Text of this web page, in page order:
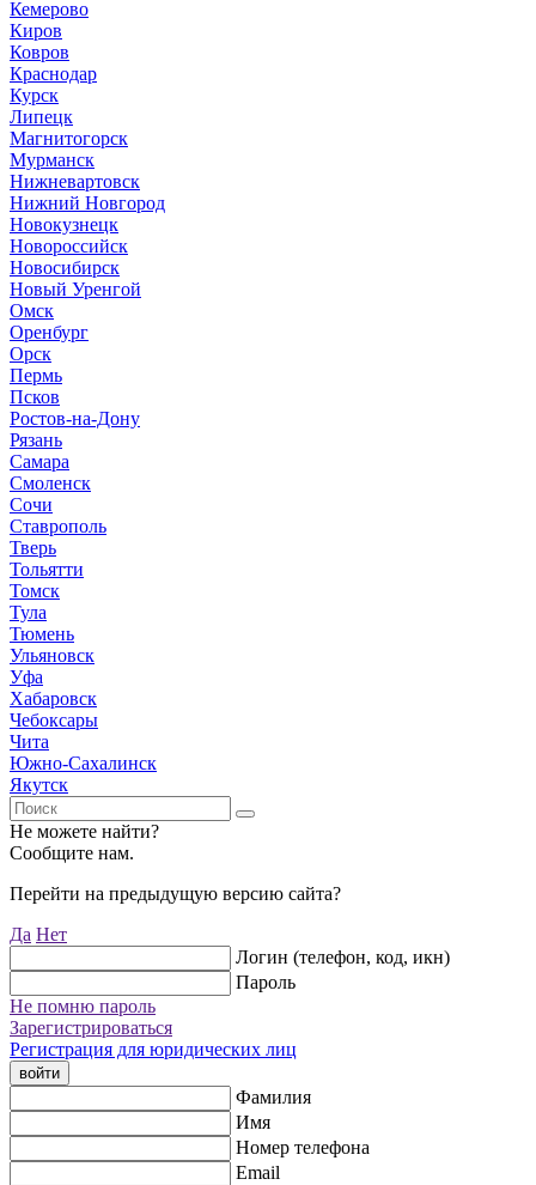
Кемерово
Киров
Ковров
Краснодар
Курск
Липецк
Магнитогорск
Мурманск
Нижневартовск
Нижний Новгород
Новокузнецк
Новороссийск
Новосибирск
Новый Уренгой
Омск
Оренбург
Орск
Пермь
Псков
Ростов-на-Дону
Рязань
Самара
Смоленск
Сочи
Ставрополь
Тверь
Тольятти
Томск
Тула
Тюмень
Ульяновск
Уфа
Хабаровск
Чебоксары
Чита
Южно-Сахалинск
Якутск
Не можете найти?
Сообщите нам.
Перейти на предыдущую версию сайта?
Да Нет
Логин (телефон, код, икн)
Пароль
Не помню пароль
Зарегистрироваться
Регистрация для юридических лиц
войти
Фамилия
Имя
Номер телефона
Email